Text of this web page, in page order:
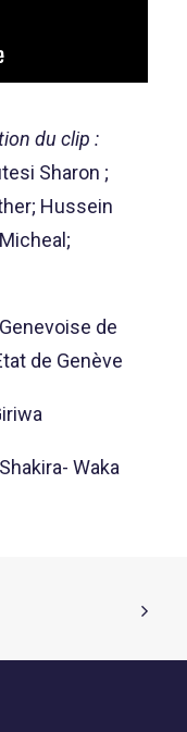
du clip :
Sharon ;
Hussein
de
de Genève
Waka